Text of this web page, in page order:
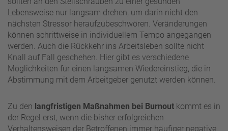
Lebensweise nur langsam drehen, um darin nicht den
nächsten Stressor heraufzubeschwören. Veränderungen
können schrittweise in individuellem Tempo angegangen
werden. Auch die Rückkehr ins Arbeitsleben sollte nicht
Knall auf Fall geschehen. Hier gibt es verschiedene
Möglichkeiten für einen langsamen Wiedereinstieg, die in
Abstimmung mit dem Arbeitgeber genutzt werden können.
Zu den langfristigen Maßnahmen bei Burnout kommt es in
der Regel erst, wenn die bisher erfolgreichen
Verhaltensweisen der Betroffenen immer häufiger negative